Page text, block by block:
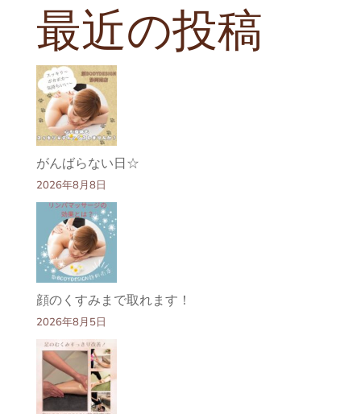
最近の投稿
がんばらない日☆
2026年8月8日
顔のくすみまで取れます！
2026年8月5日